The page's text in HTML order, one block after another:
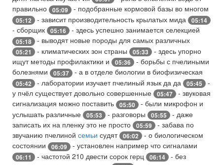
правильно
05:09 - подобранные кормовой базы во многом
05:12 - зависит производительность крылатых мида 05:14
- сборщик 05:16 - здесь успешно занимается селекцией
05:18 - выводят новые породы для самых различных
05:21 - климатических зон страны 05:33
- здесь упорно
ищут методы профилактики и
05:36
- борьбы с пчелиными
болезнями
05:37 - а в отделе биологии в биофизическая
05:42 - лаборатории изучает пчелиный язык да да 05:45
-
у пчёл существует довольно совершенные
05:47
- звуковая
сигнализация можно поставить
05:50
- были микрофон и
услышать различные
05:53 - разговоры 05:55
- даже
записать их на пленку это не просто
05:59
- забава по
звучанию пчелиной семьи судят 06:02
- о биологическом
состоянии
06:09 - установлен например что сигналами
06:11 - частотой 210 двести сорок герц 06:14
- без